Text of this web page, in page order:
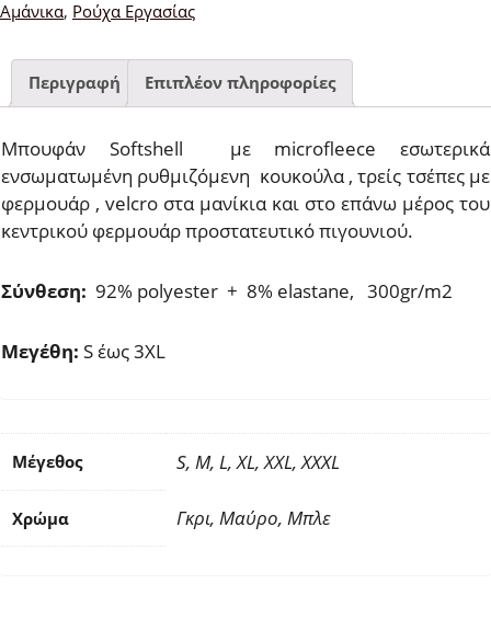
Soft
shell
ποσότητα
Αμάνικα, Ρούχα Εργασίας
Περιγραφή Επιπλέον πληροφορίες
Μπουφάν Softshell με microfleece εσωτερικά
ενσωματωμένη ρυθμιζόμενη κουκούλα , τρείς τσέπες με
φερμουάρ , velcro στα μανίκια και στο επάνω μέρος του
κεντρικού φερμουάρ προστατευτικό πιγουνιού.
Σύνθεση: 92% polyester + 8% elastane, 300gr/m2
Μεγέθη: S έως 3XL
Μέγεθος S, M, L, XL, XXL, XXXL
Χρώμα Γκρι, Μαύρο, Μπλε